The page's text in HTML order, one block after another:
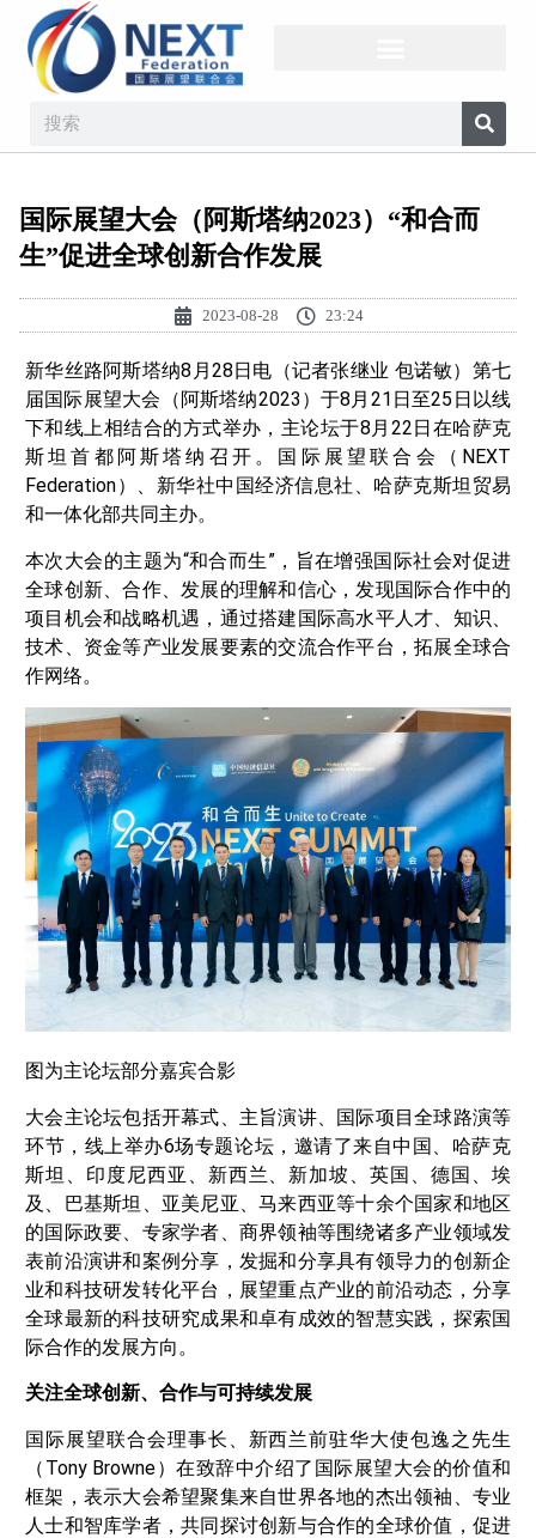
国际展望大会（阿斯塔纳2023）“和合而
生”促进全球创新合作发展
2023-08-28 23:24
新华丝路阿斯塔纳8月28日电（记者张继业 包诺敏）第七
届国际展望大会（阿斯塔纳2023）于8月21日至25日以线
下和线上相结合的方式举办，主论坛于8月22日在哈萨克
斯坦首都阿斯塔纳召开。国际展望联合会（NEXT
Federation）、新华社中国经济信息社、哈萨克斯坦贸易
和一体化部共同主办。
本次大会的主题为“和合而生”，旨在增强国际社会对促进
全球创新、合作、发展的理解和信心，发现国际合作中的
项目机会和战略机遇，通过搭建国际高水平人才、知识、
技术、资金等产业发展要素的交流合作平台，拓展全球合
作网络。
图为主论坛部分嘉宾合影
大会主论坛包括开幕式、主旨演讲、国际项目全球路演等
环节，线上举办6场专题论坛，邀请了来自中国、哈萨克
斯坦、印度尼西亚、新西兰、新加坡、英国、德国、埃
及、巴基斯坦、亚美尼亚、马来西亚等十余个国家和地区
的国际政要、专家学者、商界领袖等围绕诸多产业领域发
表前沿演讲和案例分享，发掘和分享具有领导力的创新企
业和科技研发转化平台，展望重点产业的前沿动态，分享
全球最新的科技研究成果和卓有成效的智慧实践，探索国
际合作的发展方向。
关注全球创新、合作与可持续发展
国际展望联合会理事长、新西兰前驻华大使包逸之先生
（Tony Browne）在致辞中介绍了国际展望大会的价值和
框架，表示大会希望聚集来自世界各地的杰出领袖、专业
人士和智库学者，共同探讨创新与合作的全球价值，促进